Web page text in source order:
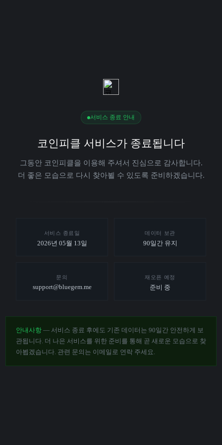
서비스 종료 안내
코인피클 서비스가 종료됩니다
그동안 코인피클을 이용해 주셔서 진심으로 감사합니다.
더 좋은 모습으로 다시 찾아뵐 수 있도록 준비하겠습니다.
서비스 종료일
2026년 05월 13일
데이터 보관
90일간 유지
문의
support@bluegem.me
재오픈 예정
준비 중
안내사항 — 서비스 종료 후에도 기존 데이터는 90일간 안전하게 보
관됩니다. 더 나은 서비스를 위한 준비를 통해 곧 새로운 모습으로 찾
아뵙겠습니다. 관련 문의는 이메일로 연락 주세요.